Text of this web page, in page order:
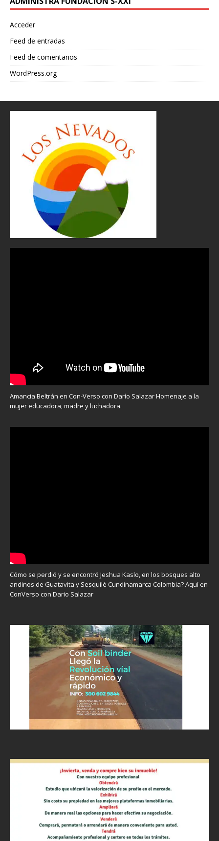
Acceder
Feed de entradas
Feed de comentarios
WordPress.org
Amancia Beltrán en Con-Verso con Darío Salazar Homenaje a la
mujer educadora, madre y luchadora.
Cómo se perdió y se encontró Jeshua Kaslo, en los bosques alto
andinos de Guatavita y Sesquilé Cundinamarca Colombia? Aquí en
ConVerso con Dario Salazar